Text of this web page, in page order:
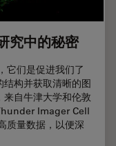
究中的秘密
它们是促进我们了
构并获取清晰的图
自牛津大学和伦敦
Imager Cell
质量数据，以便深